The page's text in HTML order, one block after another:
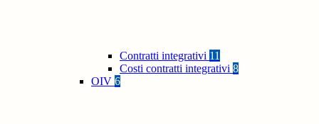
Contratti integrativi 11
Costi contratti integrativi 8
OIV 6